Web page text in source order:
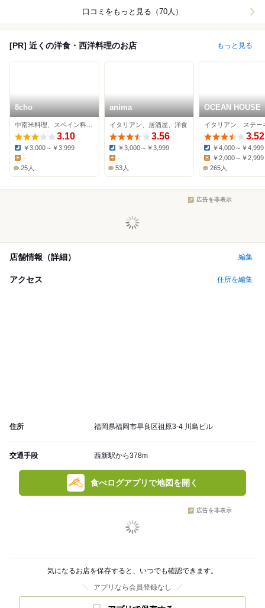
口コミをもっと見る（70人）
[PR] 近くの洋食・西洋料理のお店 もっと見る
8cho
3.10
Dinner:
￥3,000～￥3,999
Lunch:
-
25人
anima
イタリアン、居酒屋、洋食
3.56
Dinner:
￥3,000～￥3,999
Lunch:
-
53人
OCEAN HOUSE
3.52
Dinner:
￥4,000～￥4,999
￥2,000～￥2,999
265人
広告を非表示
店舗情報（詳細） 編集
アクセス 住所を編集
住所 福岡県福岡市早良区祖原3-4 川島ビル
交通手段 西新駅から378m
食べログアプリで地図を開く
広告を非表示
気になるお店を保存すると、いつでも確認できます。
アプリなら会員登録なし